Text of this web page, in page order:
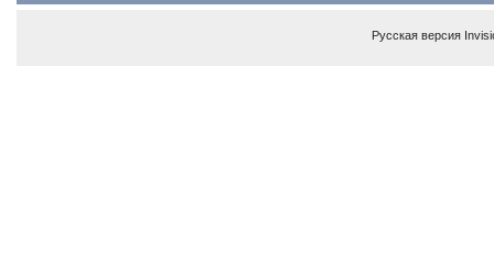
Русская версия